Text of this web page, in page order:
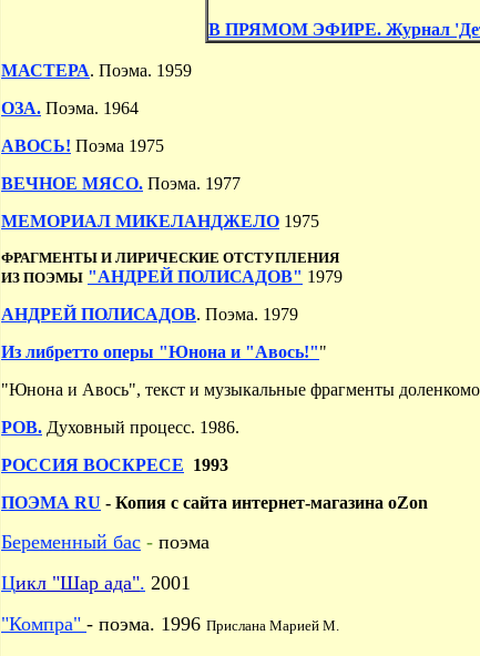
В ПРЯМОМ ЭФИРЕ. Журнал
МАСТЕРА. Поэма. 1959
ОЗА. Поэма. 1964
АВОСЬ! Поэма 1975
ВЕЧНОЕ МЯСО. Поэма. 1977
МЕМОРИАЛ МИКЕЛАНДЖЕЛО 1975
ФРАГМЕНТЫ И ЛИРИЧЕСКИЕ ОТСТУПЛЕНИЯ
ИЗ ПОЭМЫ "АНДРЕЙ ПОЛИСАДОВ" 1979
АНДРЕЙ ПОЛИСАДОВ. Поэма. 1979
Из либретто оперы "Юнона и "Авось!""
"Юнона и Авось", текст и музыкальные фрагменты
РОВ. Духовный процесс. 1986.
РОССИЯ ВОСКРЕСЕ 1993
ПОЭМА RU - Копия с сайта интернет-магазина oZon
Беременный бас - поэма
Цикл "Шар ада". 2001
"Компра" - поэма. 1996 Прислана Марией М.